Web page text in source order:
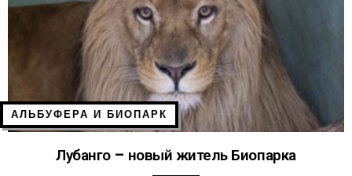
АЛЬБУФЕРА И БИОПАРК
Лубанго – новый житель Биопарка